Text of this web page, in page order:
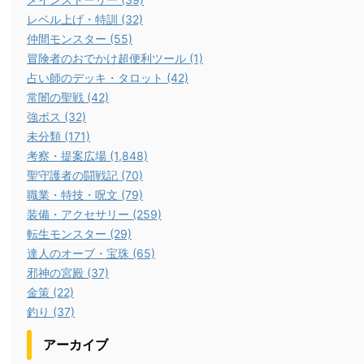
レベル上げ・特訓 (32)
仲間モンスター (55)
冒険者のおでかけ超便利ツール (1)
占い師のデッキ・タロット (42)
常闇の聖戦 (42)
強ボス (32)
未分類 (171)
考察・提案広場 (1,848)
聖守護者の闘戦記 (70)
職業・特技・呪文 (79)
装備・アクセサリー (259)
転生モンスター (29)
達人のオーブ・宝珠 (65)
邪神の宮殿 (37)
金策 (22)
釣り (37)
アーカイブ